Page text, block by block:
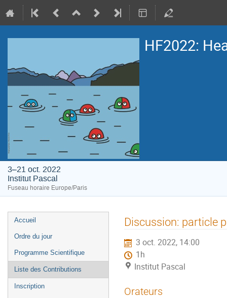
HF2022:
3–21 oct. 2022
Institut Pascal
Fuseau horaire Europe/Paris
Menu
de
Accueil
Ordre du jour
Programme Scientifique
Liste des Contributions
Inscription
Discussion: particle
3 oct. 2022, 14:00
1h
Institut Pascal
Orateurs